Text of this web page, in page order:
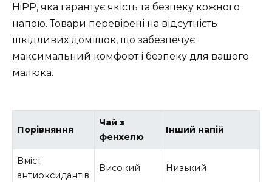
HiPP, яка гарантує якість та безпеку кожного
напою. Товари перевірені на відсутність
шкідливих домішок, що забезпечує
максимальний комфорт і безпеку для вашого
малюка.
Порівняння
Чай з
фенхелю
Інший напій
Вміст
антиоксидантів
Високий Низький